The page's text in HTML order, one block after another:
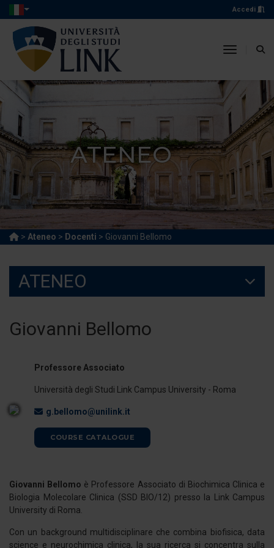
Accedi
toggle
ATENEO
> Ateneo > Docenti > Giovanni Bellomo
ATENEO
Giovanni Bellomo
Professore Associato
Università degli Studi Link Campus University - Roma
g.bellomo@unilink.it
COURSE CATALOGUE
Giovanni Bellomo è Professore Associato di Biochimica Clinica e
Biologia Molecolare Clinica (SSD BIO/12) presso la Link Campus
University di Roma.
Con un background multidisciplinare che combina biofisica, data
science e neurochimica clinica, la sua ricerca si concentra sulla